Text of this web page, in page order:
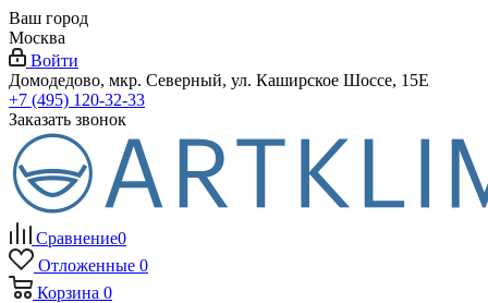
Ваш город
Москва
Войти
Домодедово, мкр. Северный, ул. Каширское Шоссе, 15Е
+7 (495) 120-32-33
Заказать звонок
Сравнение0
Отложенные 0
Корзина 0